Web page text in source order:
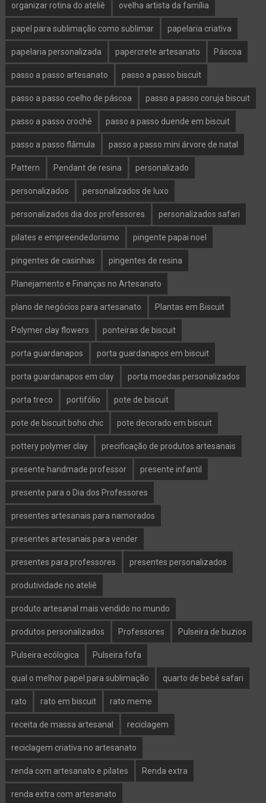
organizar rotina do ateliê ovelha artista da família
papel para sublimação como sublimar papelaria criativa
papelaria personalizada papercrete artesanato Páscoa
passo a passo artesanato passo a passo biscuit
passo a passo coelho de páscoa passo a passo coruja biscuit
passo a passo crochê passo a passo duende em biscuit
passo a passo flâmula passo a passo mini árvore de natal
Pattern Pendant de resina personalizado
personalizados personalizados de luxo
personalizados dia dos professores personalizados safari
pilates e empreendedorismo pingente papai noel
pingentes de casinhas pingentes de resina
Planejamento e Finanças no Artesanato
plano de negócios para artesanato Plantas em Biscuit
Polymer clay flowers ponteiras de biscuit
porta guardanapos porta guardanapos em biscuit
porta guardanapos em clay porta moedas personalizados
porta treco portifólio pote de biscuit
pote de biscuit boho chic pote decorado em biscuit
pottery polymer clay precificação de produtos artesanais
presente handmade professor presente infantil
presente para o Dia dos Professores
presentes artesanais para namorados
presentes artesanais para vender
presentes para professores presentes personalizados
produtividade no ateliê
produto artesanal mais vendido no mundo
produtos personalizados Professores Pulseira de buzios
Pulseira ecólogica Pulseira fofa
qual o melhor papel para sublimação quarto de bebê safari
rato rato em biscuit rato meme
receita de massa artesanal reciclagem
reciclagem criativa no artesanato
renda com artesanato e pilates Renda extra
renda extra com artesanato